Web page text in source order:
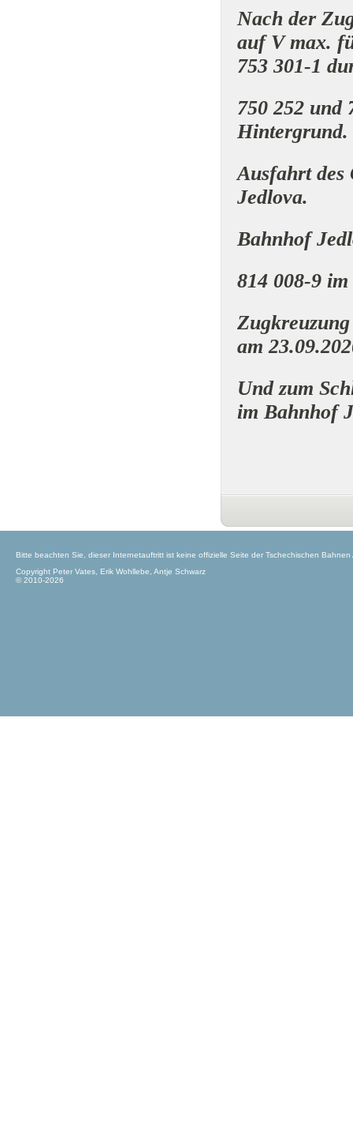
Nach der
auf V max.
753 301-1
750 252 und
Hintergrund.
Ausfahrt des
Jedlova.
Bahnhof
814 008-9
am
Und zum
im Bahnhof
Bitte beachten Sie, dieser Internetauftritt ist keine offizielle Seite der Tschechischen
Copyright Peter Vates, Erik Wohllebe, Antje Schwarz
© 2010-2026